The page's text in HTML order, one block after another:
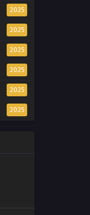
2025
2025
2025
2025
2025
2025